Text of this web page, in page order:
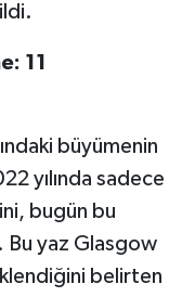
11
büyümenin
yılında sadece
bugün bu
Bu yaz Glasgow
belirten